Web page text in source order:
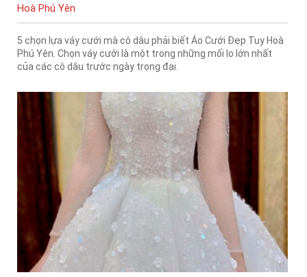
Hoà Phú Yên
5 chọn lựa váy cưới mà cô dâu phải biết Áo Cưới Đẹp Tuy Hoà
Phú Yên. Chọn váy cưới là một trong những mối lo lớn nhất
của các cô dâu trước ngày trọng đại.